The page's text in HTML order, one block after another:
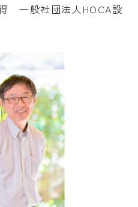
一般社団法人HOCA設